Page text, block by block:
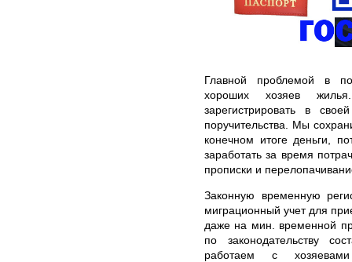
Главной проблемой в
хороших хозяев
зарегистрировать в
поручительства. Мы
конечном итоге деньги,
заработать за время
прописки и
Законную временную
миграционный учет для
даже на мин. временной
по законодательству
работаем с